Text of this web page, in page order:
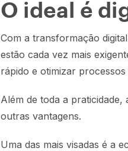
O ideal é
Com a transformação
estão cada vez mais
rápido e otimizar
Além de toda a
outras vantagens.
Uma das mais visadas é a